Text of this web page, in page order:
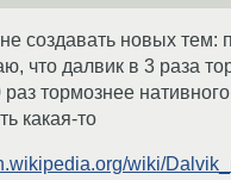
создавать новых тем:
что далвик в 3 раза
раз тормознее
какая-то
wiki/